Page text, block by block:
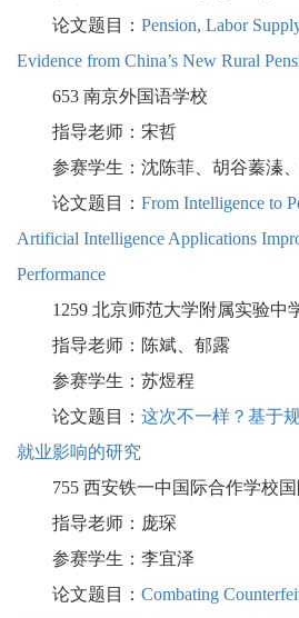
论文题目： Pension, Labor
Evidence from China’s New Rural
653 南京外国语学校
指导老师：宋哲
参赛学生：沈陈菲、胡谷蓁溱
论文题目： From Intelligence to
Artificial Intelligence Applications
Performance
1259 北京师范大学附属实验中
指导老师：陈斌、郁露
参赛学生：苏煜程
论文题目： 这次不一样？基于
就业影响的研究
755 西安铁一中国际合作学校
指导老师：庞琛
参赛学生：李宜泽
论文题目： Combating